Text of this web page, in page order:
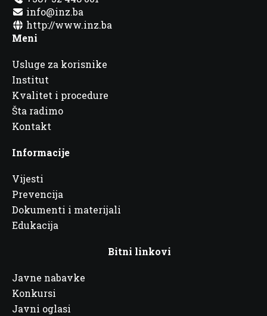
info@inz.ba
http://www.inz.ba
Meni
Usluge za korisnike
Institut
Kvalitet i procedure
Šta radimo
Kontakt
Informacije
Vijesti
Prevencija
Dokumenti i materijali
Edukacija
Bitni linkovi
Javne nabavke
Konkursi
Javni oglasi